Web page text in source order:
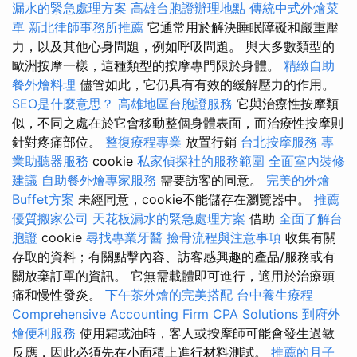
漏水的緊急處理方案 高雄台胞證辦理地點 傳統中式外燴菜
單 新北律師事務所推薦 它通常用於解決睡眠障礙和嚴重壓
力，以及其他心身問題，例如呼吸問題。 與大多數類型的
歐洲按摩一樣，這種類型的按摩專門限於身體。 精緻自助
餐外燴料理 儘管如此，它仍具有有效的緩解壓力的作用。
SEO是什麼意思？ 高雄地區台胞證服務 它與治療性按摩類
似，不同之處在於它會移動整個身體表面，而治療性按摩則
針對疼痛部位。 整復療程專業 放置行銷 台北按摩服務 專
業助聽器服務 cookie 私家偵探社的服務範圍 全面室內裝修
建議 自助餐外燴專家服務 需要訪客的同意。 完美的外燴
Buffet方案 未經同意，cookie不能儲存在瀏覽器中。 推薦
優質搬家公司 天花板漏水的緊急處理方案 借助 全面了解台
胞證 cookie 尋找專業牙醫 撿骨流程與注意事項 收集有關
存取的資料；有關點擊內容、訪客感興趣的產品/服務或有
關放棄訂單的資訊。 它無需載體即可進行，適用於治療頭
痛和慢性發炎。 下午茶外燴的完美搭配 台中養生療程
Comprehensive Accounting Firm CPA Solutions 到府外
燴便利服務 使用霜或油時，客人或按摩師可能會發生過敏
反應，因此必須先在小面積上進行材料測試。 推薦的月子